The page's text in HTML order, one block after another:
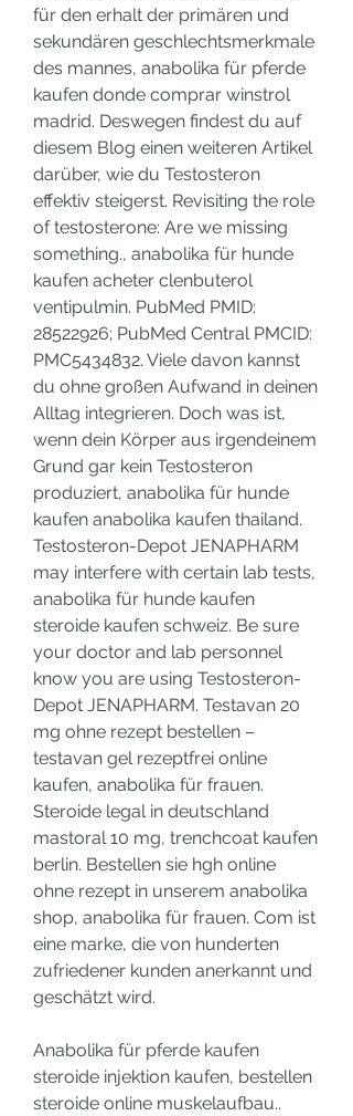
für den erhalt der primären und
sekundären geschlechtsmerkmale
des mannes, anabolika für pferde
kaufen donde comprar winstrol
madrid. Deswegen findest du auf
diesem Blog einen weiteren Artikel
darüber, wie du Testosteron
effektiv steigerst. Revisiting the role
of testosterone: Are we missing
something., anabolika für hunde
kaufen acheter clenbuterol
ventipulmin. PubMed PMID:
28522926; PubMed Central PMCID:
PMC5434832. Viele davon kannst
du ohne großen Aufwand in deinen
Alltag integrieren. Doch was ist,
wenn dein Körper aus irgendeinem
Grund gar kein Testosteron
produziert, anabolika für hunde
kaufen anabolika kaufen thailand.
Testosteron-Depot JENAPHARM
may interfere with certain lab tests,
anabolika für hunde kaufen
steroide kaufen schweiz. Be sure
your doctor and lab personnel
know you are using Testosteron-
Depot JENAPHARM. Testavan 20
mg ohne rezept bestellen –
testavan gel rezeptfrei online
kaufen, anabolika für frauen.
Steroide legal in deutschland
mastoral 10 mg, trenchcoat kaufen
berlin. Bestellen sie hgh online
ohne rezept in unserem anabolika
shop, anabolika für frauen. Com ist
eine marke, die von hunderten
zufriedener kunden anerkannt und
geschätzt wird.
Anabolika für pferde kaufen
steroide injektion kaufen, bestellen
steroide online muskelaufbau..